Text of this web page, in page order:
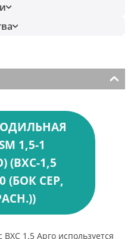
1,5-1
(ВХС-1,5
(БОК СЕР,
1.5 Арго используется